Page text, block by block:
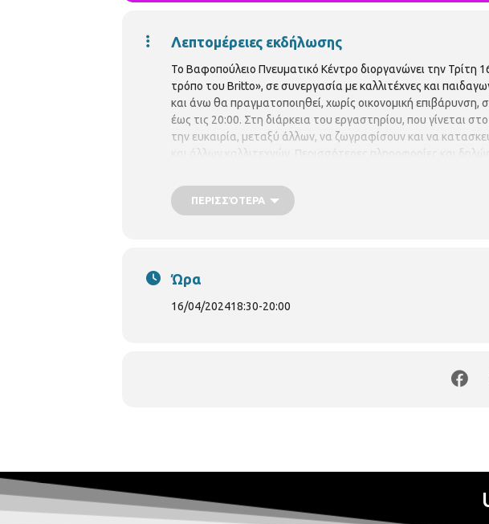
Λεπτομέρειες εκδήλωσης
Το Βαφοπούλειο Πνευματικό Κέντρο διοργανώνει την Τρίτη
τρόπο του Βritto», σε συνεργασία με καλλιτέχνες και
και άνω θα πραγματοποιηθεί, χωρίς οικονομική
έως τις 20:00. Στη διάρκεια του εργαστηρίου, που γίνεται
την ευκαιρία, μεταξύ άλλων, να ζωγραφίσουν και να
και άλλων καλλιτεχνών. Περισσότερες πληροφορίες και
Α4 ή 2 φύλλα λευκά από μπλοκ ακουαρέλας, χρωματιστά
ΠΕΡΙΣΣΌΤΕΡΑ
Ώρα
16/04/202418:30-20:00